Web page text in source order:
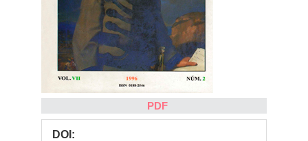
PDF
DOI: